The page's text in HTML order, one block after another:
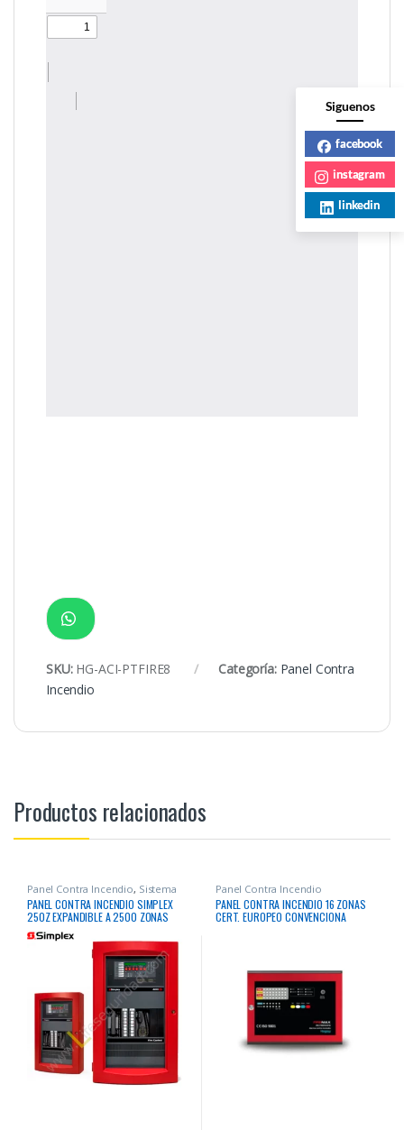
SKU: HG-ACI-PTFIRE8 Categoría: Panel Contra
Incendio
Productos relacionados
Panel Contra Incendio, Sistema
Contra Incendio
PANEL CONTRA INCENDIO SIMPLEX
250Z EXPANDIBLE A 2500 ZONAS
DIRECCIONABLE IDNAC
Panel Contra Incendio
PANEL CONTRA INCENDIO 16 ZONAS
CERT. EUROPEO CONVENCIONA
Siguenos
facebook
instagram
linkedin